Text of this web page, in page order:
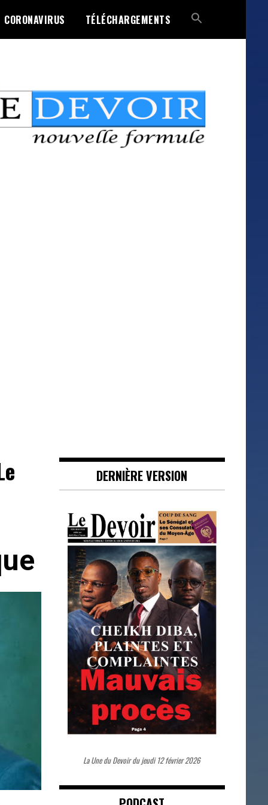
CORONAVIRUS TÉLÉCHARGEMENTS
DERNIÈRE VERSION
La Une du Devoir du jeudi 12 février 2026